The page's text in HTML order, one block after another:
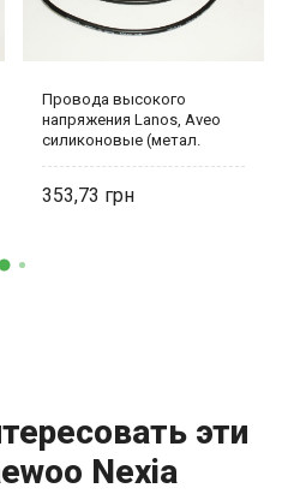
Провода высокого
напряжения Lanos, Aveo
силиконовые (метал.
353,73
эти
Nexia